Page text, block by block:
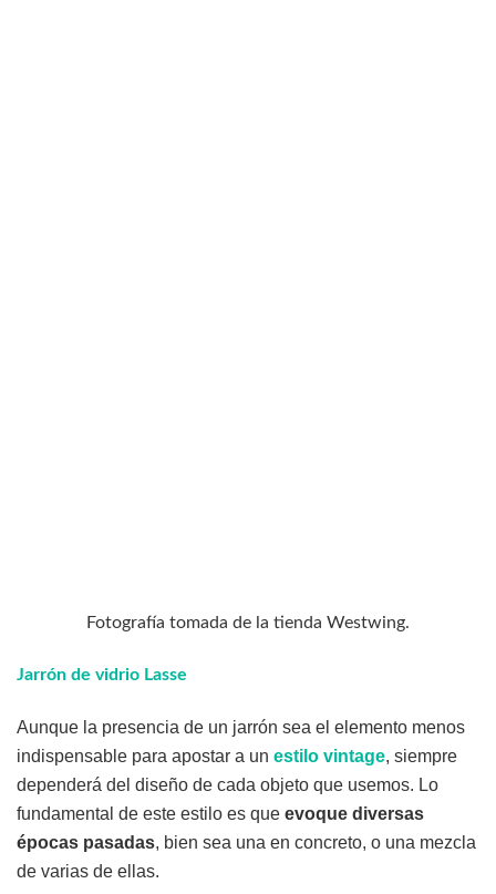
Fotografía tomada de la tienda Westwing.
Jarrón de vidrio Lasse
Aunque la presencia de un jarrón sea el elemento menos
indispensable para apostar a un estilo vintage, siempre
dependerá del diseño de cada objeto que usemos. Lo
fundamental de este estilo es que evoque diversas
épocas pasadas, bien sea una en concreto, o una mezcla
de varias de ellas.